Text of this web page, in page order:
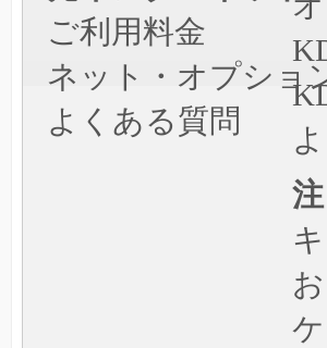
ご利用料金
ネット・オプショ
よくある質問